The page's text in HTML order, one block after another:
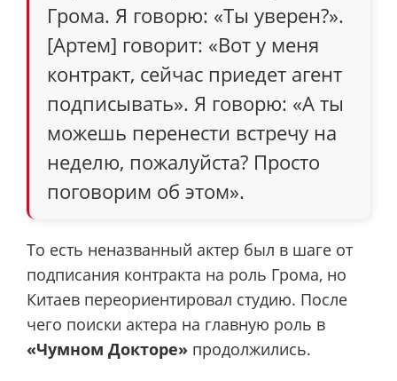
Грома. Я говорю: «Ты уверен?».
[Артем] говорит: «Вот у меня
контракт, сейчас приедет агент
подписывать». Я говорю: «А ты
можешь перенести встречу на
неделю, пожалуйста? Просто
поговорим об этом».
То есть неназванный актер был в шаге от
подписания контракта на роль Грома, но
Китаев переориентировал студию. После
чего поиски актера на главную роль в
«Чумном Докторе» продолжились.